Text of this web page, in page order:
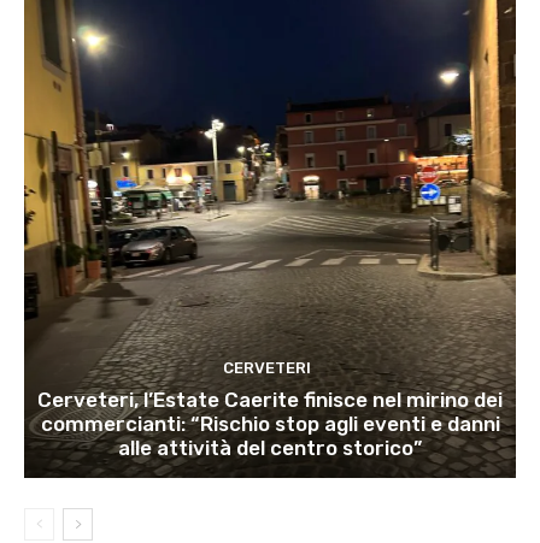
CERVETERI
Cerveteri, l’Estate Caerite finisce nel mirino dei
commercianti: “Rischio stop agli eventi e danni
alle attività del centro storico”